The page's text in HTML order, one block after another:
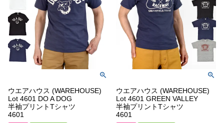
ウエアハウス (WAREHOUSE)
Lot 4601 DO A DOG
半袖プリントTシャツ
4601
ウエアハウス (WAREHOUSE)
Lot 4601 GREEN VALLEY
半袖プリントTシャツ
4601